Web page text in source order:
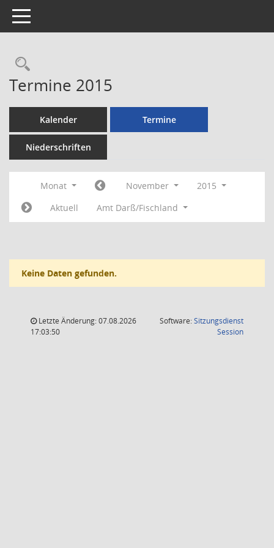
Toggle navigation
Rechercheauswahl
Termine 2015
Kalender Termine
Niederschriften
Monat November
2015
Aktuell
Amt Darß/Fischland
Keine Daten gefunden.
Letzte Änderung: 07.08.2026
17:03:50
Software:Sitzungsdienst
Session(Wird in